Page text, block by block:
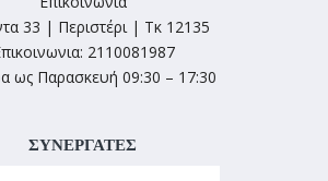
33 | Περιστέρι | Τκ 12135
2110081987
ως Παρασκευή 09:30 – 17:30
ΣΥΝΕΡΓΑΤΕΣ